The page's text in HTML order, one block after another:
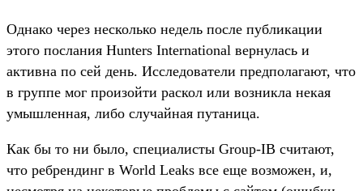
Однако через несколько недель после публикации
этого послания Hunters International вернулась и
активна по сей день. Исследователи предполагают, что
в группе мог произойти раскол или возникла некая
умышленная, либо случайная путаница.
Как бы то ни было, специалисты Group-IB считают,
что ребрендинг в World Leaks все еще возможен, и,